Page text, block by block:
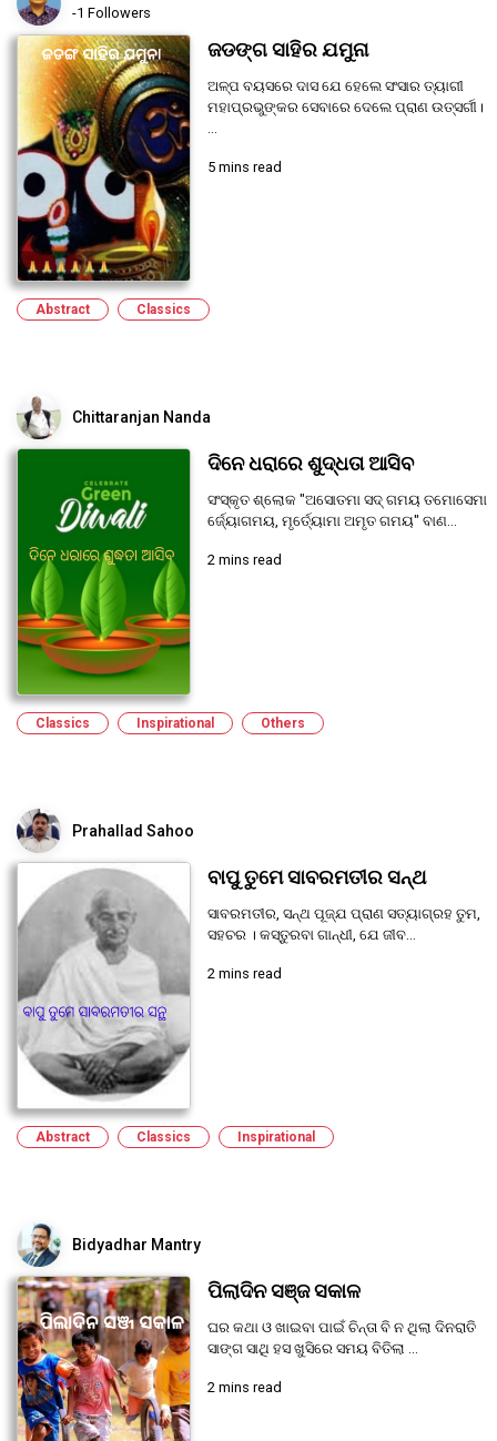
-1 Followers
ଜଡଙ୍ଗ ସାହିର ଯମୁନା
ଅଳ୍ପ ବୟସରେ ଦାସ ଯେ ହେଲେ ସଂସାର ତ୍ୟାଗୀ
ମହାପ୍ରଭୁଙ୍କର ସେବାରେ ଦେଲେ ପ୍ରାଣ ଉତ୍ସର୍ଗୀ।
5 mins read
Abstract Classics
Chittaranjan Nanda
ଦିନେ ଧରାରେ ଶୁଦ୍ଧତା ଆସିବ
ସଂସ୍କୃତ ଶ୍ଲୋକ "ଅସୋତମା ସଦ୍ ଗମୟ ତମୋସେମା
ର୍ଜ୍ୟୋଗମୟ, ମୃର୍ତ୍ୟୋମା ଅମୃତ ଗମୟ" ବାଣ...
2 mins read
Classics Inspirational Others
Prahallad Sahoo
ବାପୁ ତୁମେ ସାବରମତୀର ସନ୍ଥ
ସାବରମତୀର, ସନ୍ଥ ପୂଜ୍ଯ ପ୍ରାଣ ସତ୍ୟାଗ୍ରହ ତୁମ,
ସହଚର । କସ୍ତୁରବା ଗାନ୍ଧୀ, ଯେ ଜୀବ...
2 mins read
Abstract Classics Inspirational
Bidyadhar Mantry
ପିଲାଦିନ ସଞ୍ଜ ସକାଳ
ଘର କଥା ଓ ଖାଇବା ପାଇଁ ଚିନ୍ତା ବି ନ ଥିଲା ଦିନରାତି
ସାଙ୍ଗ ସାଥି ହସ ଖୁସିରେ ସମୟ ବିତିଲା ...
2 mins read